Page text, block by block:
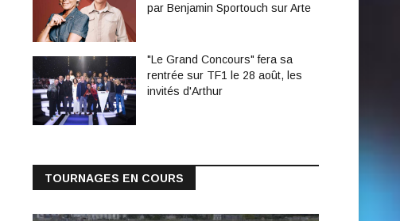
par Benjamin Sportouch sur Arte
"Le Grand Concours" fera sa
rentrée sur TF1 le 28 août, les
invités d'Arthur
TOURNAGES EN COURS